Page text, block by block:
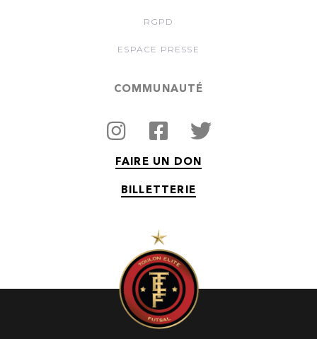
RGPD
ESPACE PRESSE
COMMUNAUTÉ
FAIRE UN DON
BILLETTERIE